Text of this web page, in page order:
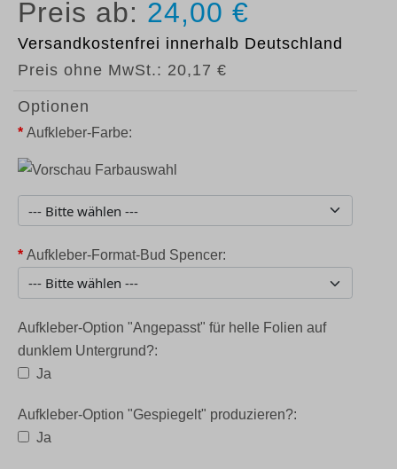
24,00 €
Versandkostenfrei innerhalb Deutschland
Preis ohne MwSt.: 20,17 €
Optionen
* Aufkleber-Farbe:
* Aufkleber-Format-Bud Spencer:
Aufkleber-Option "Angepasst" für helle Folien auf
dunklem Untergrund?:
Ja
Aufkleber-Option "Gespiegelt" produzieren?:
Ja